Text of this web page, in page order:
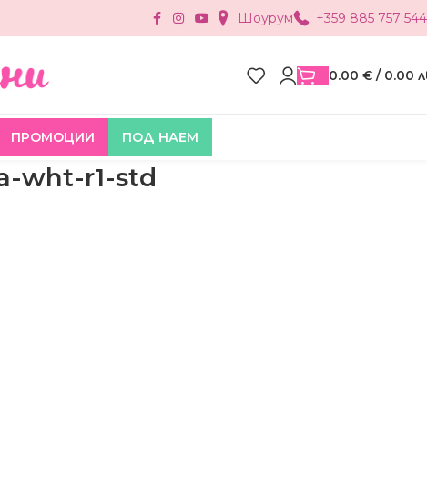
Шоурум +359 885 757 544
0.00 € / 0.00
ПРОМОЦИИ ПОД НАЕМ
wht-r1-std